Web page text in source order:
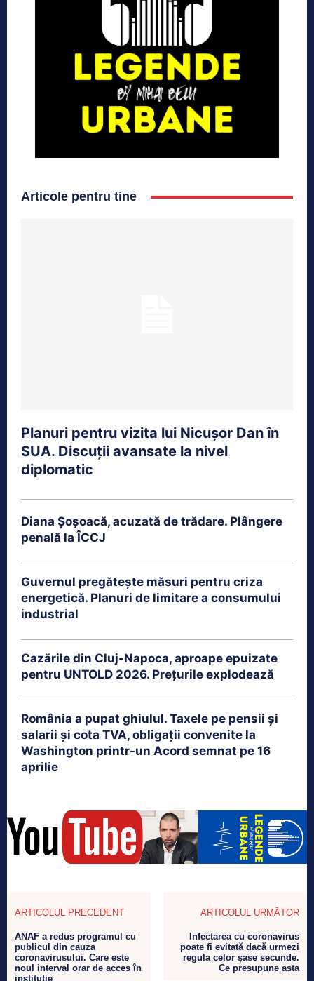
Articole pentru tine
Planuri pentru vizita lui Nicușor Dan în
SUA. Discuții avansate la nivel
diplomatic
Diana Șoșoacă, acuzată de trădare. Plângere
penală la ÎCCJ
Guvernul pregătește măsuri pentru criza
energetică. Planuri de limitare a consumului
industrial
Cazările din Cluj-Napoca, aproape epuizate
pentru UNTOLD 2026. Prețurile explodează
România a pupat ghiulul. Taxele pe pensii și
salarii și cota TVA, obligații convenite la
Washington printr-un Acord semnat pe 16
aprilie
ARTICOLUL PRECEDENT
ANAF a redus programul cu
publicul din cauza
coronavirusului. Care este
noul interval orar de acces în
instituție
ARTICOLUL URMĂTOR
Infectarea cu coronavirus
poate fi evitată dacă urmezi
regula celor șase secunde.
Ce presupune asta